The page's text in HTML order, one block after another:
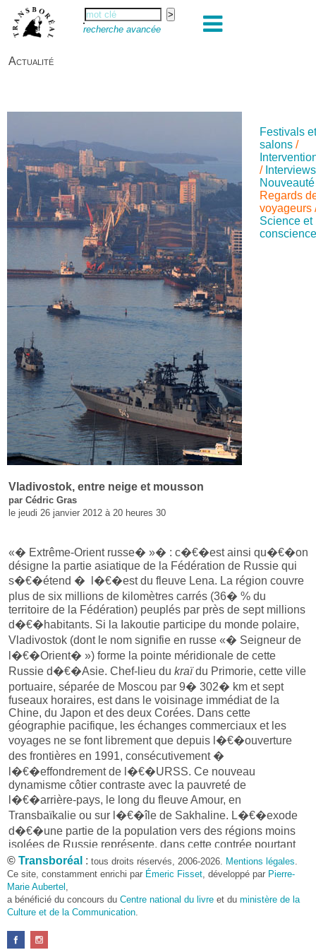
recherche avancée
Actualité
Festivals
salons /
/ Interviews
Nouveauté
Regards
voyageurs
Science et
Vladivostok, entre neige et mousson
par Cédric Gras
le jeudi 26 janvier 2012 à 20 heures 30
«� Extrême-Orient russe� »� : c�€�est ainsi qu�€�on
désigne la partie asiatique de la Fédération de Russie qui
s�€�étend � l�€�est du fleuve Lena. La région couvre
plus de six millions de kilomètres carrés (36� % du
territoire de la Fédération) peuplés par près de sept millions
d�€�habitants. Si la Iakoutie participe du monde polaire,
Vladivostok (dont le nom signifie en russe «� Seigneur de
l�€�Orient� ») forme la pointe méridionale de cette
Russie d�€�Asie. Chef-lieu du kraïdu Primorie, cette ville
portuaire, séparée de Moscou par 9� 302� km et sept
fuseaux horaires, est dans le voisinage immédiat de la
Chine, du Japon et des deux Corées. Dans cette
géographie pacifique, les échanges commerciaux et les
voyages ne se font librement que depuis l�€�ouverture
des frontières en 1991, consécutivement �
l�€�effondrement de l�€�URSS. Ce nouveau
dynamisme côtier contraste avec la pauvreté de
l�€�arrière-pays, le long du fleuve Amour, en
Transbaïkalie ou sur l�€�île de Sakhaline. L�€�exode
d�€�une partie de la population vers des régions moins
isolées de Russie représente, dans cette contrée pourtant
riche en minerais et au rôle stratégique, un véritable défi
démographique et économique pour le pays. Comment fixer
les Russes en Extrême-Orient� ? En choisissant
Vladivostok comme lieu d�€�accueil du sommet de
l�€�Asia-Pacific Economic Cooperation en 2012� ? �€
parler avec les Russes d�€�Extrême-Orient, on perçoit
toujours la possibilité d�€�un départ sans retour. La
© Transboréal : tous droits réservés, 2006-2026. Mentions légales.
Ce site, constamment enrichi par Émeric Fisset, développé par Pierre-
Marie Aubertel ,
a bénéficié du concours du Centre national du livre et du ministère de la
Culture et de la Communication.